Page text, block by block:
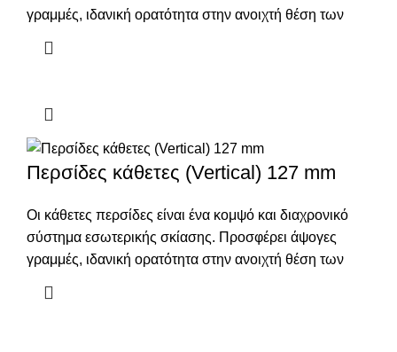
γραμμές, ιδανική ορατότητα στην ανοιχτή θέση των
Περσίδες κάθετες (Vertical) 127 mm
Οι κάθετες περσίδες είναι ένα κομψό και διαχρονικό
σύστημα εσωτερικής σκίασης. Προσφέρει άψογες
γραμμές, ιδανική ορατότητα στην ανοιχτή θέση των